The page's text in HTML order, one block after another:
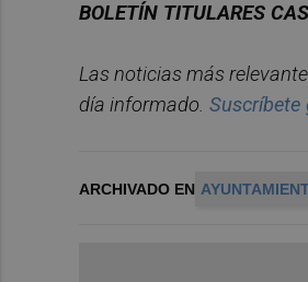
BOLETÍN TITULARES
Las noticias más
día informado. Suscríbete
ARCHIVADO EN